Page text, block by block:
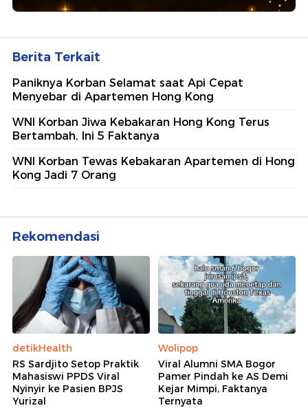
Berita Terkait
Paniknya Korban Selamat saat Api Cepat
Menyebar di Apartemen Hong Kong
WNI Korban Jiwa Kebakaran Hong Kong Terus
Bertambah, Ini 5 Faktanya
WNI Korban Tewas Kebakaran Apartemen di Hong
Kong Jadi 7 Orang
Rekomendasi
detikHealth
RS Sardjito Setop Praktik
Mahasiswi PPDS Viral
Nyinyir ke Pasien BPJS
Yurizal
Wolipop
Viral Alumni SMA Bogor
Pamer Pindah ke AS Demi
Kejar Mimpi, Faktanya
Ternyata